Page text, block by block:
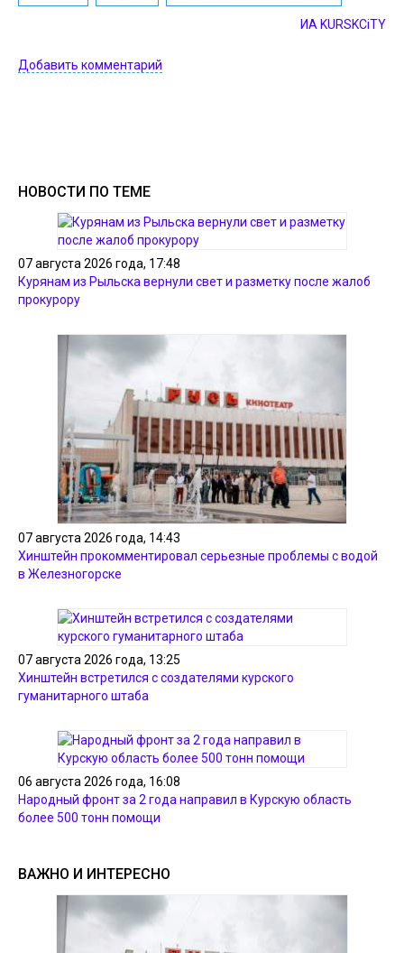
ИА KURSKCiTY
Добавить комментарий
НОВОСТИ ПО ТЕМЕ
07 августа 2026 года, 17:48
Курянам из Рыльска вернули свет и разметку после жалоб
прокурору
07 августа 2026 года, 14:43
Хинштейн прокомментировал серьезные проблемы с водой
в Железногорске
07 августа 2026 года, 13:25
Хинштейн встретился с создателями курского
гуманитарного штаба
06 августа 2026 года, 16:08
Народный фронт за 2 года направил в Курскую область
более 500 тонн помощи
ВАЖНО И ИНТЕРЕСНО